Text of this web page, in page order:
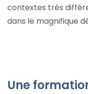
contextes très
dans le magnifique
Une